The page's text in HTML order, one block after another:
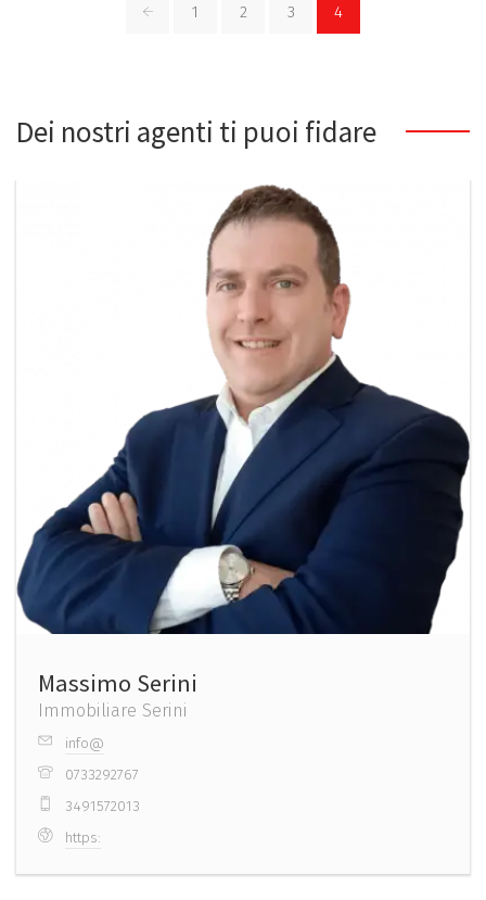
1 2 3 4
Dei nostri agenti ti puoi fidare
Massimo Serini
Immobiliare Serini
info@
0733292767
3491572013
https: